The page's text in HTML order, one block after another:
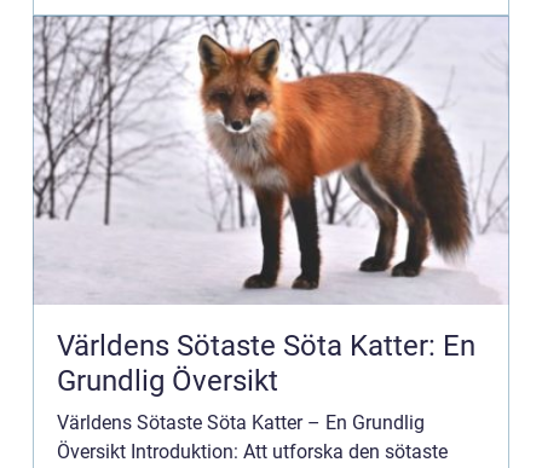
Världens Sötaste Söta Katter: En
Grundlig Översikt
Världens Sötaste Söta Katter – En Grundlig
Översikt Introduktion: Att utforska den sötaste